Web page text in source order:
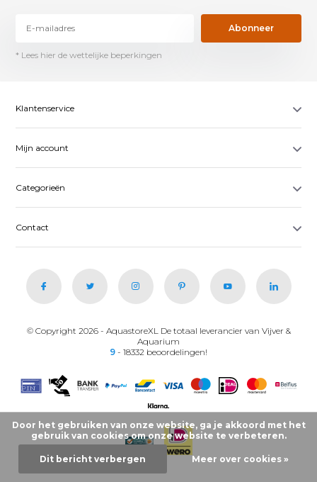
Abonneer
* Lees hier de wettelijke beperkingen
Klantenservice
Mijn account
Categorieën
Contact
© Copyright 2026 - AquastoreXL De totaal leverancier van Vijver &
Aquarium
9 - 18332 beoordelingen!
Door het gebruiken van onze website, ga je akkoord met het
gebruik van cookies om onze website te verbeteren.
Dit bericht verbergen Meer over cookies »